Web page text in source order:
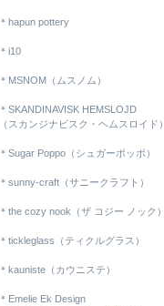
＊hapun pottery
＊i10
＊MSNOM（ムスノム）
＊SKANDINAVISK HEMSLOJD
（スカンジナビスク・ヘムスロイド）
＊Sugar Poppo（シュガーポッポ）
＊sunny-craft（サニークラフト）
＊the cozy nook（ザ コジー ノック）
＊tickleglass（ティクルグラス）
＊kauniste（カウニステ）
＊Emelie Ek Design